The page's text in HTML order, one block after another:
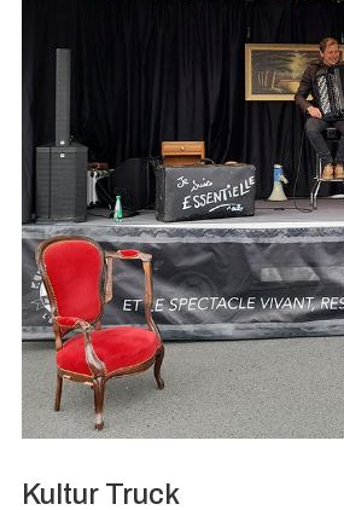
Kultur Truck